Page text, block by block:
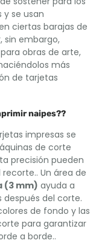
se usan
ciertas barajas de
sin embargo,
obras de arte,
más
de tarjetas
naipes??
impresas se
de corte
precisión pueden
Un área de
(3 mm) ayuda a
después del corte.
de fondo y las
para garantizar
a borde..